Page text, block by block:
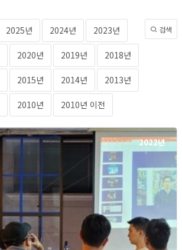
2025년 2024년 2023년
2020년 2019년 2018년
2015년 2014년 2013년
2010년 2010년 이전
검색
2022년